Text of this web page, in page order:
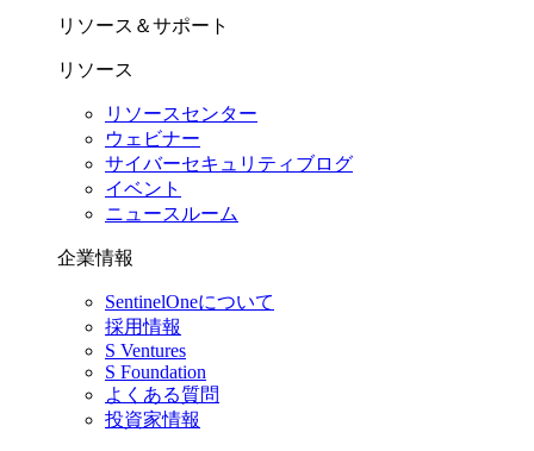
リソース＆サポート
リソース
リソースセンター
ウェビナー
サイバーセキュリティブログ
イベント
ニュースルーム
企業情報
SentinelOneについて
採用情報
S Ventures
S Foundation
よくある質問
投資家情報